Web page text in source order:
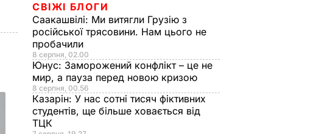
СВІЖІ БЛОГИ
Саакашвілі: Ми витягли Грузію з
російської трясовини. Нам цього не
пробачили
8 серпня, 02.00
Юнус: Заморожений конфлікт – це не
мир, а пауза перед новою кризою
8 серпня, 00.56
Казарін: У нас сотні тисяч фіктивних
студентів, ще більше ховається від
ТЦК